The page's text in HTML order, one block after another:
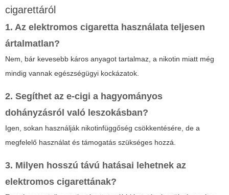
cigarettáról
1. Az elektromos cigaretta használata teljesen
ártalmatlan?
Nem, bár kevesebb káros anyagot tartalmaz, a nikotin miatt még
mindig vannak egészségügyi kockázatok.
2. Segíthet az e-cigi a hagyományos
dohányzásról való leszokásban?
Igen, sokan használják nikotinfüggőség csökkentésére, de a
megfelelő használat és támogatás szükséges hozzá.
3. Milyen hosszú távú hatásai lehetnek az
elektromos cigarettának?